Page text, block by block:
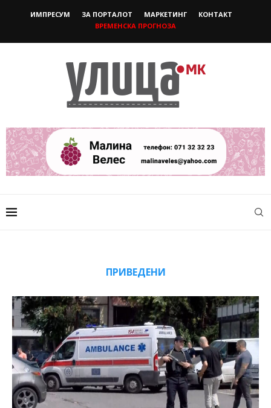
ИМПРЕСУМ ЗА ПОРТАЛОТ МАРКЕТИНГ
КОНТАКТ
ВРЕМЕНСКА ПРОГНОЗА
ПРИВЕДЕНИ